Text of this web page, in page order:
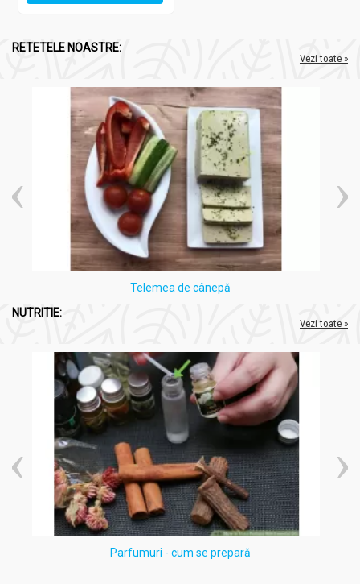
RETETELE NOASTRE:
Vezi toate »
Telemea de cânepă
NUTRITIE:
Vezi toate »
Parfumuri - cum se prepară